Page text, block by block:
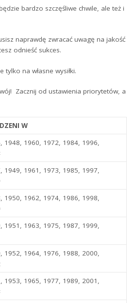
bardzo szczęśliwe chwile, ale też i
naprawdę zwracać uwagę na jakość
odnieść sukces.
tylko na własne wysiłki.
Zacznij od ustawienia priorytetów, a
W
1948, 1960, 1972, 1984, 1996,
1949, 1961, 1973, 1985, 1997,
1950, 1962, 1974, 1986, 1998,
1951, 1963, 1975, 1987, 1999,
1952, 1964, 1976, 1988, 2000,
1953, 1965, 1977, 1989, 2001,